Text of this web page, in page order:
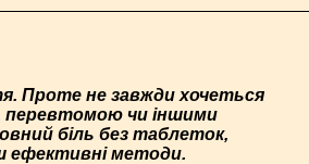
Проте не завжди хочеться
перевтомою чи іншими
біль без таблеток,
ефективні методи.